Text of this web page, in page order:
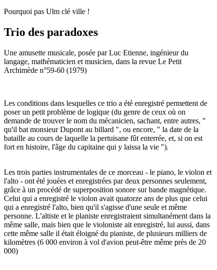
Pourquoi pas Ulm clé ville !
Trio des paradoxes
Une amusette musicale, posée par Luc Etienne, ingénieur du
langage, mathématicien et musicien, dans la revue Le Petit
Archimède n°59-60 (1979)
Les conditions dans lesquelles ce trio a été enregistré permettent de
poser un petit problème de logique (du genre de ceux où on
demande de trouver le nom du mécanicien, sachant, entre autres, "
qu'il bat monsieur Dupont au billard ", ou encore, " la date de la
bataille au cours de laquelle la pertuisane fût enterrée, et, si on est
fort en histoire, l'âge du capitaine qui y laissa la vie ").
Les trois parties instrumentales de ce morceau - le piano, le violon et
l'alto - ont été jouées et enregistrées par deux personnes seulement,
grâce à un procédé de superposition sonore sur bande magnétique.
Celui qui a enregistré le violon avait quatorze ans de plus que celui
qui a enregistré l'alto, bien qu'il s'agisse d'une seule et même
personne. L'altiste et le planiste enregistraient simultanément dans la
même salle, mais bien que le violoniste ait enregistré, lui aussi, dans
cette même salle il était éloigné du pianiste, de plusieurs milliers de
kilomètres (6 000 environ à vol d'avion peut-être même près de 20
000)